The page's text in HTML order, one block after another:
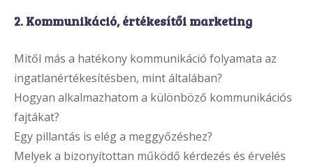
2. Kommunikáció, értékesítői marketing
Mitől más a hatékony kommunikáció folyamata az
ingatlanértékesítésben, mint általában?
Hogyan alkalmazhatom a különböző kommunikációs
fajtákat?
Egy pillantás is elég a meggyőzéshez?
Melyek a bizonyítottan működő kérdezés és érvelés